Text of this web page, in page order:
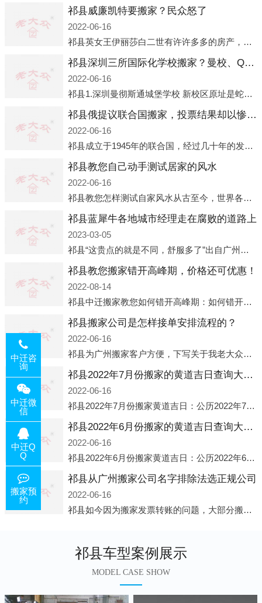
祁县威廉凯特要搬家？民众怒了
2022-06-16
祁县英女王伊丽莎白二世有许许多多的房产，遍布英国各地。而作为英女王的亲孙子、未来的英国国王，威廉王子自然也能享受到女王的房产。目前，威廉凯特以及三个孩子有两个经常居住的地点，一处是位于伦敦的肯辛顿宫，一处
祁县深圳三所国际化学校搬家？曼校、QSI、南山中英文搬走了
2022-06-16
祁县1.深圳曼彻斯通城堡学校 新校区原址是蛇口国际据悉，此次曼彻斯通城堡学校搬迁到蛇口新校区的开办与蛇口外籍人员子女学校（蛇口国际）有很大的关联。2021年，太子湾实验部就宣布在2022年正式并入蛇口外籍
祁县俄提议联合国搬家，投票结果却以惨败收场
2022-06-16
祁县成立于1945年的联合国，经过几十年的发展，如今拥有193个成员国。拥有如此众多会员国的联合国，可以说是世界上最具代表性的国际组织，也是世界上分量最重、有着较高话语权的国际组织。但以美国为首的西方国家
祁县教您自己动手测试居家的风水
2022-06-16
祁县教您怎样测试自家风水从古至今，世界各地的人们都在研究人在乾坤中的位置以及它们所形成的关系。通过探究季节转换、星象变化，并且在所观测到的自然规律的指导下，人们开始认识到居住在不同住宅中的人，其一生中的财
祁县蓝犀牛各地城市经理走在腐败的道路上
2023-03-05
祁县“这贵点的就是不同，舒服多了”出自广州运营邓经理的口中。2023年开年刚出来，三个司机（加盟蓝犀牛的个人队伍）便请广州经理去佛山娱乐场所大消费了一次，据知悉一晚消费达一万多，由三人平摊费用，燃鹅这样的
祁县教您搬家错开高峰期，价格还可优惠！
2022-08-14
祁县中迁搬家教您如何错开高峰期：如何错开高峰期搬家，中迁搬家做了一些电话数据统计和分析，发现市民中午2点左右访问网站的人是最多的，电话咨询是早上9点左右是最多的，预约搬家周六和周日是最多的，网上QQ微
祁县搬家公司是怎样接单安排流程的？
2022-06-16
祁县为广州搬家客户方便，下写关于我老大众搬家公司接单的流程，九条给搬家朋友参考，了解搬家公司工序，免去搬家时的没有准备好的工作，给您及时快速的搬好家。一．电话咨询：专人接待客户电话咨询，初步了解客户搬 家
祁县2022年7月份搬家的黄道吉日查询大全一览表哪天适合搬家好日子
2022-06-16
祁县2022年7月份搬家黄道吉日：公历2022年7月6日 农历六月初八 星期三 冲虎(甲寅)公历2022年7月12日 农历六月十四 星期二 冲猴(庚申)公历2022年7月13日 农历六月十五 星期三 冲鸡
祁县2022年6月份搬家的黄道吉日查询大全一览表哪天适合搬家好日子
2022-06-16
祁县2022年6月份搬家黄道吉日：公历2022年6月1日 农历五月初三 星期三 冲兔(己卯)公历2022年6月4日 农历五月初六 星期六 冲马(壬午)公历2022年6月8日 农历五月初十 星期三 冲狗(丙
祁县从广州搬家公司名字排除法选正规公司
2022-06-16
祁县如今因为搬家发票转账的问题，大部分搬家公司都已经注册了营业执照，早5年前基本上所谓的搬家公司都是无注册状态也就是无照营业，由于企业注册量大增所以各种企业信息展示平台如雨后春笋般遍地开花，如：天眼查，企
祁县车型案例展示
MODEL CASE SHOW
中迁咨
询
中迁微
信
中迁Q
Q
搬家预
约